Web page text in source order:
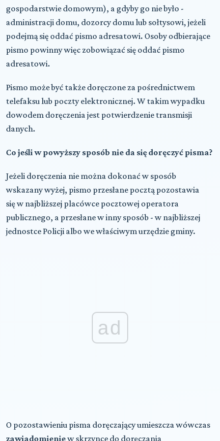
gospodarstwie domowym), a gdyby go nie było -
administracji domu, dozorcy domu lub sołtysowi, jeżeli
podejmą się oddać pismo adresatowi. Osoby odbierające
pismo powinny więc zobowiązać się oddać pismo
adresatowi.
Pismo może być także doręczone za pośrednictwem
telefaksu lub poczty elektronicznej. W takim wypadku
dowodem doręczenia jest potwierdzenie transmisji
danych.
Co jeśli w powyższy sposób nie da się doręczyć pisma?
Jeżeli doręczenia nie można dokonać w sposób
wskazany wyżej, pismo przesłane pocztą pozostawia
się w najbliższej placówce pocztowej operatora
publicznego, a przesłane w inny sposób - w najbliższej
jednostce Policji albo we właściwym urzędzie gminy.
ad
O pozostawieniu pisma doręczający umieszcza wówczas
zawiadomieniew skrzynce do doręczania